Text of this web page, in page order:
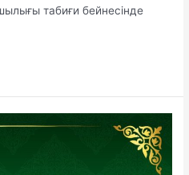
табиғи бейнесінде